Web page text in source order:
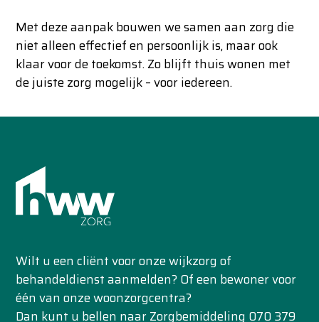
Met deze aanpak bouwen we samen aan zorg die
niet alleen effectief en persoonlijk is, maar ook
klaar voor de toekomst. Zo blijft thuis wonen met
de juiste zorg mogelijk – voor iedereen.
Wilt u een cliënt voor onze wijkzorg of
behandeldienst aanmelden? Of een bewoner voor
één van onze woonzorgcentra?
Dan kunt u bellen naar Zorgbemiddeling 070 379